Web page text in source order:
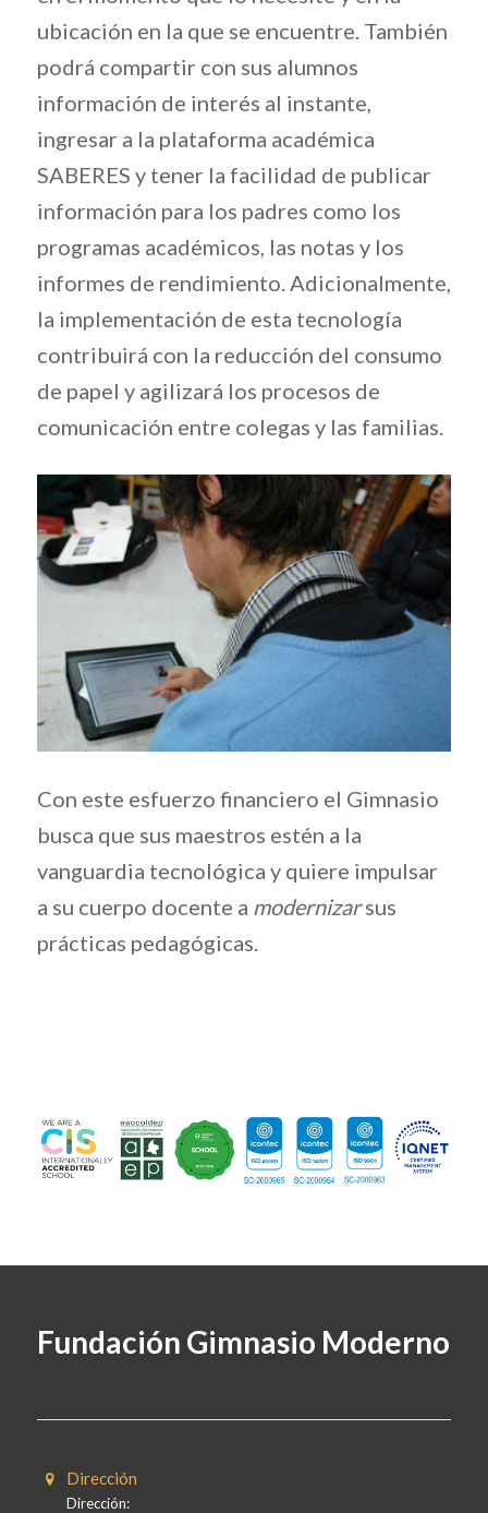
ubicación en la que se encuentre. También
podrá compartir con sus alumnos
información de interés al instante,
ingresar a la plataforma académica
SABERES y tener la facilidad de publicar
información para los padres como los
programas académicos, las notas y los
informes de rendimiento. Adicionalmente,
la implementación de esta tecnología
contribuirá con la reducción del consumo
de papel y agilizará los procesos de
comunicación entre colegas y las familias.
Con este esfuerzo financiero el Gimnasio
busca que sus maestros estén a la
vanguardia tecnológica y quiere impulsar
a su cuerpo docente a modernizarsus
prácticas pedagógicas.
Fundación Gimnasio Moderno
Dirección
Dirección: